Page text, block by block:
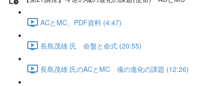
ACとMC、PDF資料 (4:47)
長島茂雄 氏 命盤と命式 (20:55)
長島茂雄 氏のACとMC 魂の進化の課題 (12:26)